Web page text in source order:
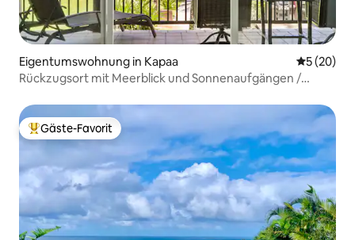
Eigentumswohnung in Kapaa
5 (20)
Rückzugsort mit Meerblick und Sonnenaufgängen /
Beliebter Gäste-Favorit.
Gäste-Favorit